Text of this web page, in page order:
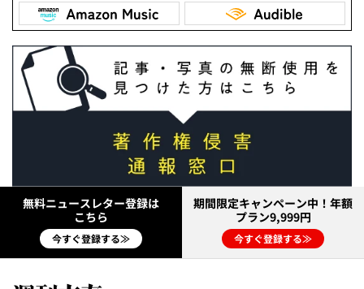
無料ニュースレター登録は
こちら
今すぐ登録する≫
期間限定キャンペーン中！年額
プラン9,999円
今すぐ登録する≫